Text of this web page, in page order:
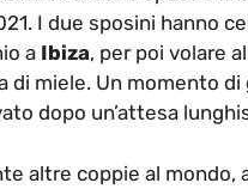
I due sposini hanno
a Ibiza, per poi volare
di miele. Un momento di
dopo un’attesa
altre coppie al mondo,